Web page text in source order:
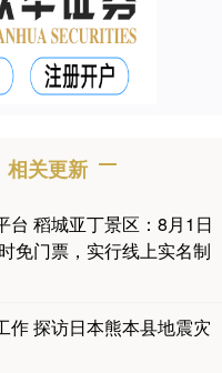
相关更新
台 稻城亚丁景区：8月1日
免门票，实行线上实名制
作 探访日本熊本县地震灾